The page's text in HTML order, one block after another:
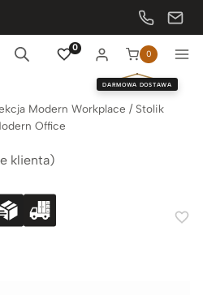
0
0
DARMOWA DOSTAWA
Modern Workplace / Stolik
Office
klienta)